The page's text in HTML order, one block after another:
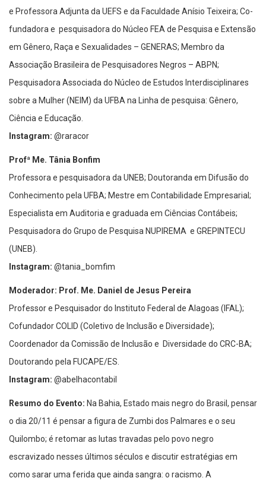
e Professora Adjunta da UEFS e da Faculdade Anísio Teixeira; Co-
fundadora e pesquisadora do Núcleo FEA de Pesquisa e Extensão
em Gênero, Raça e Sexualidades – GENERAS; Membro da
Associação Brasileira de Pesquisadores Negros – ABPN;
Pesquisadora Associada do Núcleo de Estudos Interdisciplinares
sobre a Mulher (NEIM) da UFBA na Linha de pesquisa: Gênero,
Ciência e Educação.
Instagram: @raracor
Profª Me. Tânia Bonfim
Professora e pesquisadora da UNEB; Doutoranda em Difusão do
Conhecimento pela UFBA; Mestre em Contabilidade Empresarial;
Especialista em Auditoria e graduada em Ciências Contábeis;
Pesquisadora do Grupo de Pesquisa NUPIREMA e GREPINTECU
(UNEB).
Instagram: @tania_bomfim
Moderador: Prof. Me. Daniel de Jesus Pereira
Professor e Pesquisador do Instituto Federal de Alagoas (IFAL);
Cofundador COLID (Coletivo de Inclusão e Diversidade);
Coordenador da Comissão de Inclusão e Diversidade do CRC-BA;
Doutorando pela FUCAPE/ES.
Instagram: @abelhacontabil
Resumo do Evento: Na Bahia, Estado mais negro do Brasil, pensar
o dia 20/11 é pensar a figura de Zumbi dos Palmares e o seu
Quilombo; é retomar as lutas travadas pelo povo negro
escravizado nesses últimos séculos e discutir estratégias em
como sarar uma ferida que ainda sangra: o racismo. A